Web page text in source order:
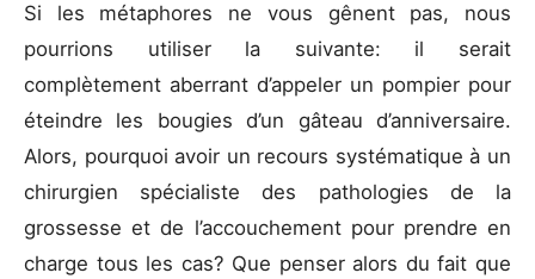
Si les métaphores ne vous gênent pas, nous
pourrions utiliser la suivante: il serait
complètement aberrant d’appeler un pompier pour
éteindre les bougies d’un gâteau d’anniversaire.
Alors, pourquoi avoir un recours systématique à un
chirurgien spécialiste des pathologies de la
grossesse et de l’accouchement pour prendre en
charge tous les cas? Que penser alors du fait que